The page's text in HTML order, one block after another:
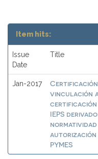
Item hits:
Issue
Date
Title
Jan-2017
Certificación
vinculación
certificación
IEPS
PYMES